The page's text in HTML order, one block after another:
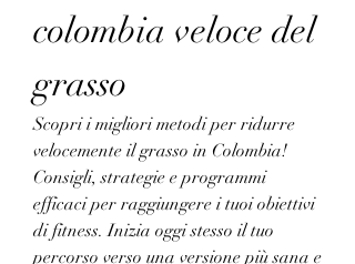
colombia veloce del
grasso
Scopri i migliori metodi per ridurre
velocemente il grasso in Colombia!
Consigli, strategie e programmi
efficaci per raggiungere i tuoi obiettivi
di fitness. Inizia oggi stesso il tuo
percorso verso una versione più sana e